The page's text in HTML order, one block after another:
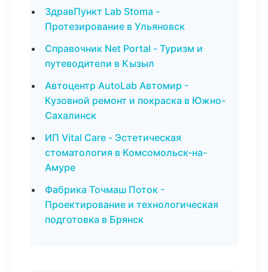
ЗдравПункт Lab Stoma -
Протезирование в Ульяновск
Справочник Net Portal - Туризм и
путеводители в Кызыл
Автоцентр AutoLab Автомир -
Кузовной ремонт и покраска в Южно-
Сахалинск
ИП Vital Care - Эстетическая
стоматология в Комсомольск-на-
Амуре
Фабрика Точмаш Поток -
Проектирование и технологическая
подготовка в Брянск